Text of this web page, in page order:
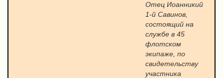
Отец Иоанникий
1-й Савинов,
состоящий на
службе в 45
флотском
экипаже, по
свидетельству
участника